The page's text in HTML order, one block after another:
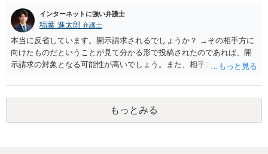
インターネットに強い弁護士
稲葉 進太郎 弁護士
本当に反省しています。開示請求されるでしょうか？ →その相手方に
向けたものだということが見て分かる形で投稿されたのであれば、開
示請求の対象となる可能性が高いでしょう。また、相手方の投稿した
と存じます。発信者情報開示請求が進むと、投稿に使った回線の契約
者のところに、意見照会がなされます。アカウント情報開示の場合
は、アカウントの登録メールに意見照会がなされます。 また、された
場合賠償金はいくらでしょうか。 →ケースバイケースであり、数万円
もっとみる